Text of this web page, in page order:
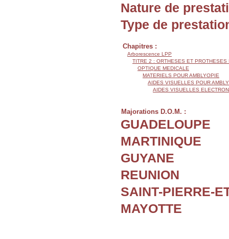
Nature de
Type de
Chapitres :
Arborescence LPP
TITRE 2 : ORTHESES ET PROTHESES
OPTIQUE MEDICALE
MATERIELS POUR AMBLYOPIE
AIDES VISUELLES POUR
AIDES VISUELLES
Majorations D.O.M. :
GUADELOUPE
MARTINIQUE
GUYANE
REUNION
SAINT-PIERRE-
MAYOTTE